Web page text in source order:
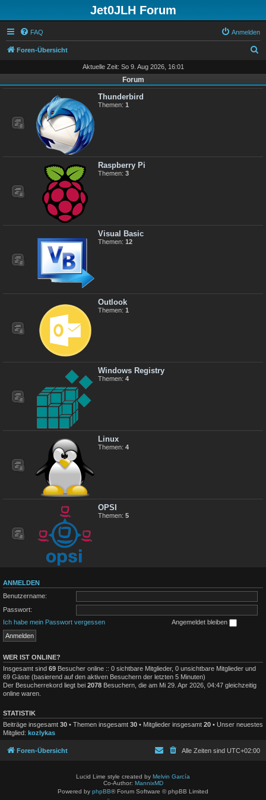
Jet0JLH Forum
FAQ Anmelden
Foren-Übersicht
Aktuelle Zeit: So 9. Aug 2026, 16:01
Forum
Thunderbird
Themen: 1
Raspberry Pi
Themen: 3
Visual Basic
Themen: 12
Outlook
Themen: 1
Windows Registry
Themen: 4
Linux
Themen: 4
OPSI
Themen: 5
ANMELDEN
Benutzername:
Passwort:
Ich habe mein Passwort vergessen
Angemeldet bleiben
WER IST ONLINE?
Insgesamt sind 69 Besucher online :: 0 sichtbare Mitglieder, 0 unsichtbare Mitglieder und
69 Gäste (basierend auf den aktiven Besuchern der letzten 5 Minuten)
Der Besucherrekord liegt bei 2078 Besuchern, die am Mi 29. Apr 2026, 04:47 gleichzeitig
online waren.
STATISTIK
Beiträge insgesamt 30 • Themen insgesamt 30 • Mitglieder insgesamt 20 • Unser neuestes
Mitglied: kozlykas
Foren-Übersicht Alle Zeiten sind UTC+02:00
Lucid Lime style created by Melvin García
Co-Author: MannixMD
Powered by phpBB® Forum Software © phpBB Limited